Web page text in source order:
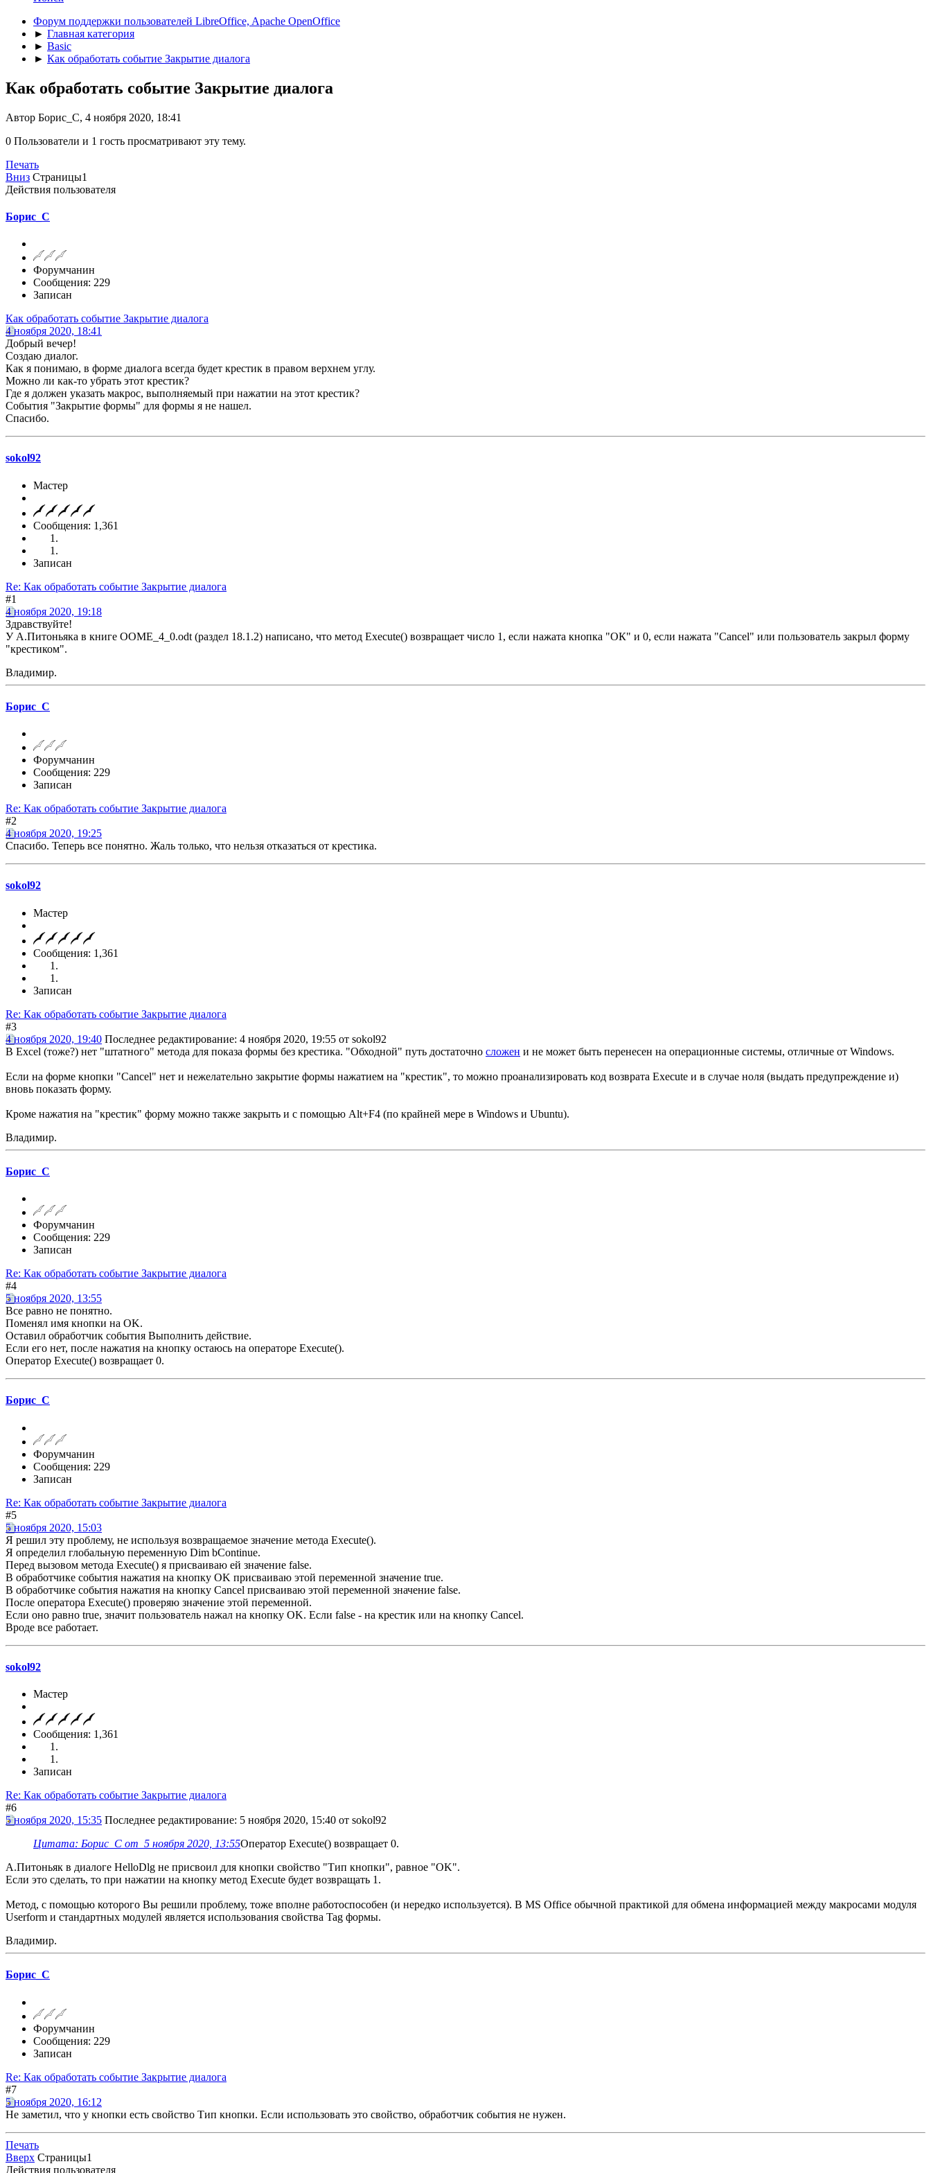
Форум поддержки пользователей LibreOffice, Apache OpenOffice
► Главная категория
► Basic
► Как обработать событие Закрытие диалога
Как обработать событие Закрытие диалога
Автор Борис_С, 4 ноября 2020, 18:41
0 Пользователи и 1 гость просматривают эту тему.
Печать
Вниз Страницы1
Действия пользователя
Борис_С
Форумчанин
Сообщения: 229
Записан
Как обработать событие Закрытие диалога
4 ноября 2020, 18:41
Добрый вечер!
Создаю диалог.
Как я понимаю, в форме диалога всегда будет крестик в правом верхнем углу.
Можно ли как-то убрать этот крестик?
Где я должен указать макрос, выполняемый при нажатии на этот крестик?
События "Закрытие формы" для формы я не нашел.
Спасибо.
sokol92
Мастер
Сообщения: 1,361
Записан
Re: Как обработать событие Закрытие диалога
#1
4 ноября 2020, 19:18
Здравствуйте!
У А.Питоньяка в книге OOME_4_0.odt (раздел 18.1.2) написано, что метод Execute() возвращает число 1, если нажата кнопка "ОК" и 0, если нажата "Cancel" или пользователь закрыл форму
"крестиком".
Владимир.
Борис_С
Форумчанин
Сообщения: 229
Записан
Re: Как обработать событие Закрытие диалога
#2
4 ноября 2020, 19:25
Спасибо. Теперь все понятно. Жаль только, что нельзя отказаться от крестика.
sokol92
Мастер
Сообщения: 1,361
Записан
Re: Как обработать событие Закрытие диалога
#3
4 ноября 2020, 19:40 Последнее редактирование: 4 ноября 2020, 19:55 от sokol92
В Excel (тоже?) нет "штатного" метода для показа формы без крестика. "Обходной" путь достаточно сложен и не может быть перенесен на операционные системы, отличные от Windows.
Если на форме кнопки "Cancel" нет и нежелательно закрытие формы нажатием на "крестик", то можно проанализировать код возврата Execute и в случае ноля (выдать предупреждение и)
вновь показать форму.
Кроме нажатия на "крестик" форму можно также закрыть и с помощью Alt+F4 (по крайней мере в Windows и Ubuntu).
Владимир.
Борис_С
Форумчанин
Сообщения: 229
Записан
Re: Как обработать событие Закрытие диалога
#4
5 ноября 2020, 13:55
Все равно не понятно.
Поменял имя кнопки на OK.
Оставил обработчик события Выполнить действие.
Если его нет, после нажатия на кнопку остаюсь на операторе Execute().
Оператор Execute() возвращает 0.
Борис_С
Форумчанин
Сообщения: 229
Записан
Re: Как обработать событие Закрытие диалога
#5
5 ноября 2020, 15:03
Я решил эту проблему, не используя возвращаемое значение метода Execute().
Я определил глобальную переменную Dim bContinue.
Перед вызовом метода Execute() я присваиваю ей значение false.
В обработчике события нажатия на кнопку OK присваиваю этой переменной значение true.
В обработчике события нажатия на кнопку Cancel присваиваю этой переменной значение false.
После оператора Execute() проверяю значение этой переменной.
Если оно равно true, значит пользователь нажал на кнопку OK. Если false - на крестик или на кнопку Сancel.
Вроде все работает.
sokol92
Мастер
Сообщения: 1,361
Записан
Re: Как обработать событие Закрытие диалога
#6
5 ноября 2020, 15:35 Последнее редактирование: 5 ноября 2020, 15:40 от sokol92
Цитата: Борис_С от 5 ноября 2020, 13:55Оператор Execute() возвращает 0.
А.Питоньяк в диалоге HelloDlg не присвоил для кнопки свойство "Тип кнопки", равное "OK".
Если это сделать, то при нажатии на кнопку метод Execute будет возвращать 1.
Метод, с помощью которого Вы решили проблему, тоже вполне работоспособен (и нередко используется). В MS Office обычной практикой для обмена информацией между макросами модуля
Userform и стандартных модулей является использования свойства Tag формы.
Владимир.
Борис_С
Форумчанин
Сообщения: 229
Записан
Re: Как обработать событие Закрытие диалога
#7
5 ноября 2020, 16:12
Не заметил, что у кнопки есть свойство Тип кнопки. Если использовать это свойство, обработчик события не нужен.
Печать
Вверх Страницы1
Действия пользователя